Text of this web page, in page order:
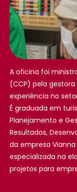
A oficina foi
(CCP) pela
experiência no
É graduada em
Planejamento e
Resultados,
da empresa
especializada na
projetos para